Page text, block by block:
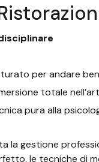
per andare
totale
pura alla
la gestione
le tecniche di